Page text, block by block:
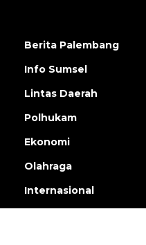
Berita Palembang
Info Sumsel
Lintas Daerah
Polhukam
Ekonomi
Olahraga
Internasional